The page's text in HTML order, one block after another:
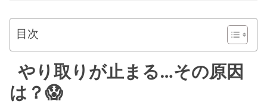
目次
やり取りが止まる…その原因
は？😱